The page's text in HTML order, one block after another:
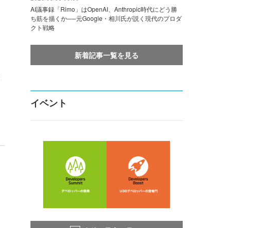
AI議事録「Rimo」はOpenAI、Anthropic時代にどう勝
ち筋を描くか──元Google・相川氏が説く現代のプロダ
クト戦略
新着記事一覧を見る
イベント